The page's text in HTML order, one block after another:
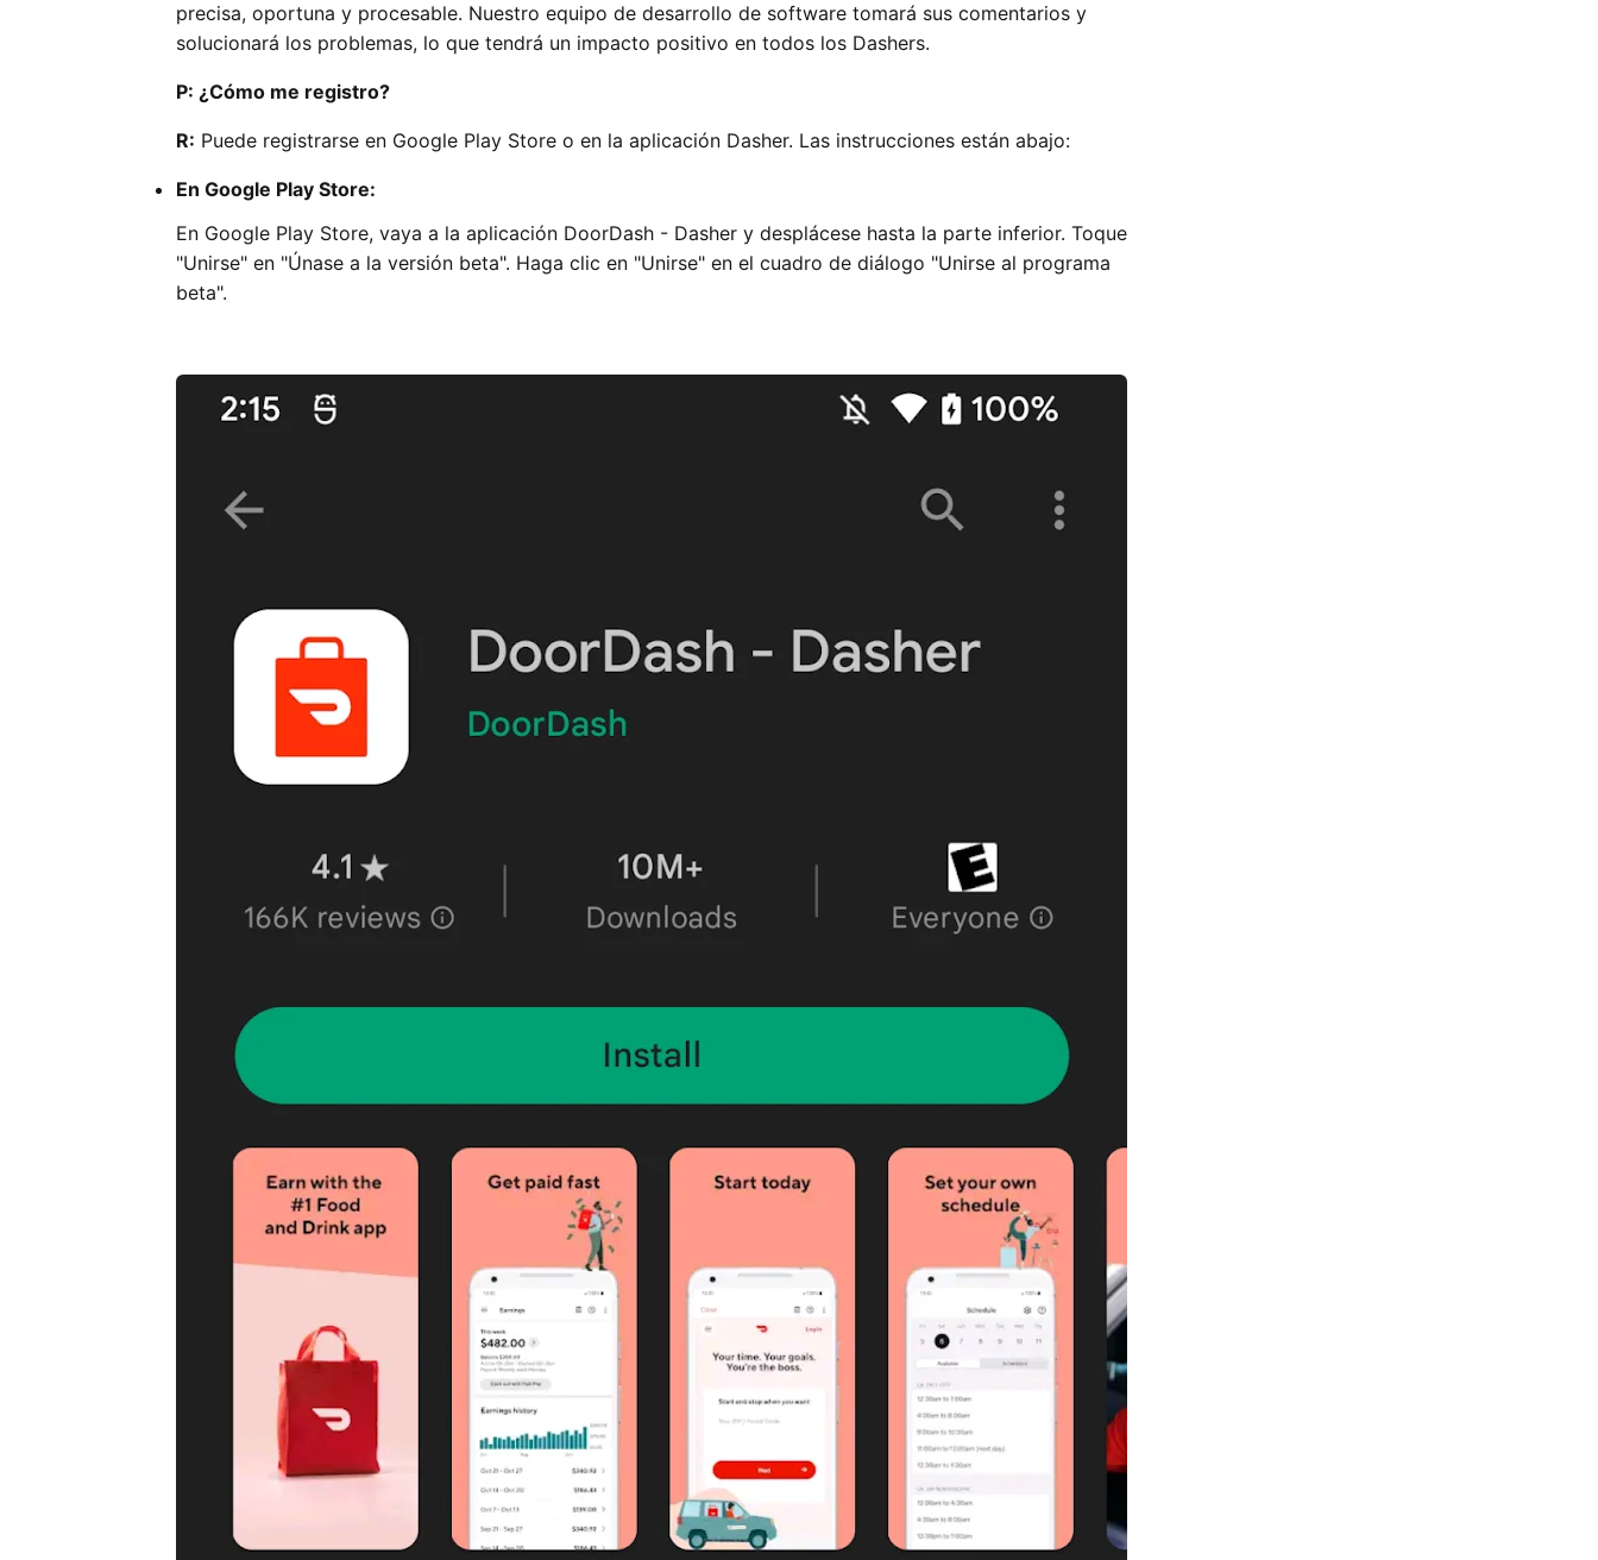
precisa, oportuna y procesable. Nuestro equipo de desarrollo de software tomará sus comentarios y
solucionará los problemas, lo que tendrá un impacto positivo en todos los Dashers.
P: ¿Cómo me registro?
R: Puede registrarse en Google Play Store o en la aplicación Dasher. Las instrucciones están abajo:
En Google Play Store:
En Google Play Store, vaya a la aplicación DoorDash - Dasher y desplácese hasta la parte inferior. Toque
"Unirse" en "Únase a la versión beta". Haga clic en "Unirse" en el cuadro de diálogo "Unirse al programa
beta".